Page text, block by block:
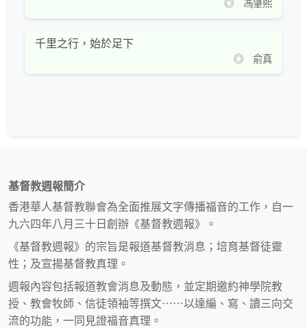
◎ 馮肇熙
千里之行，始於足下
◎ 俞真
基督教週報簡介
香港華人基督教聯會為全面推展文字傳播福音的工作，自一
九六四年八月三十日創辦《基督教週報》。
《基督教週報》的宗旨是報道基督教消息；培育基督徒靈
性；及宣揚基督教真理。
週報內容包括報道教會消息及動態，並定期邀約神學院教
授、教會牧師、信徒領袖等撰文⋯⋯以達編、寫、讀三向交
流的功能，一同見證福音真理。